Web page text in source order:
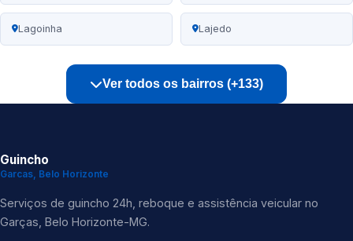
Lagoinha Lajedo
Ver todos os bairros (+133)
Guincho
Garcas, Belo Horizonte
Serviços de guincho 24h, reboque e assistência veicular no
Garças, Belo Horizonte-MG.